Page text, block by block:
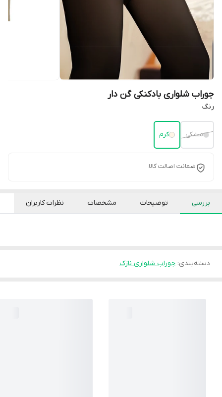
جوراب شلواری بادکنکی گن دار
رنگ
مشکی کرم
ضمانت اصالت کالا
بررسی توضیحات مشخصات نظرات کاربران
دسته‌بندی: جوراب شلواری نازک